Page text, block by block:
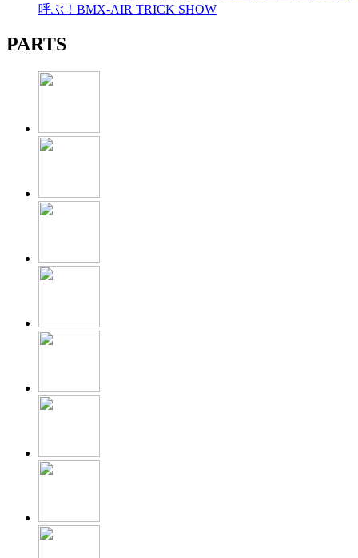
呼ぶ！BMX-AIR TRICK SHOW
PARTS